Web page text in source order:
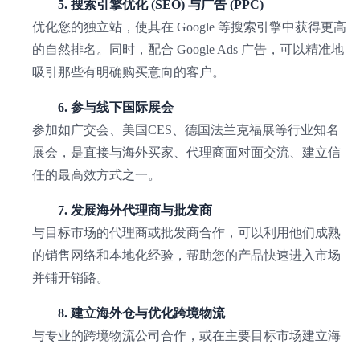
5. 搜索引擎优化 (SEO) 与广告 (PPC)
优化您的独立站，使其在 Google 等搜索引擎中获得更高
的自然排名。同时，配合 Google Ads 广告，可以精准地
吸引那些有明确购买意向的客户。
6. 参与线下国际展会
参加如广交会、美国CES、德国法兰克福展等行业知名
展会，是直接与海外买家、代理商面对面交流、建立信
任的最高效方式之一。
7. 发展海外代理商与批发商
与目标市场的代理商或批发商合作，可以利用他们成熟
的销售网络和本地化经验，帮助您的产品快速进入市场
并铺开销路。
8. 建立海外仓与优化跨境物流
与专业的跨境物流公司合作，或在主要目标市场建立海